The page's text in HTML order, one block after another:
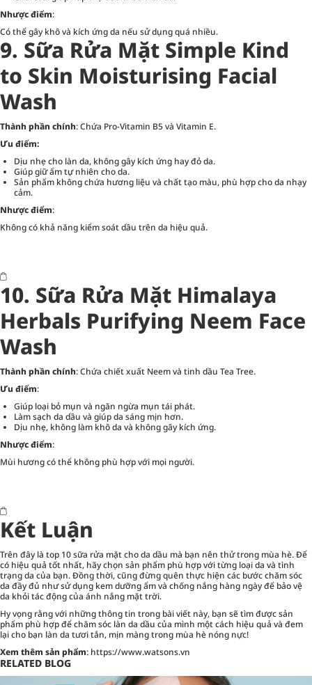
Nhược điểm:
Có thể gây khô và kích ứng da nếu sử dụng quá nhiều.
9. Sữa Rửa Mặt Simple Kind
to Skin Moisturising Facial
Wash
Thành phần chính: Chứa Pro-Vitamin B5 và Vitamin E.
Ưu điểm:
Dịu nhẹ cho làn da, không gây kích ứng hay đỏ da.
Giúp giữ ẩm tự nhiên cho da.
Sản phẩm không chứa hương liệu và chất tạo màu, phù hợp cho da nhạy
cảm.
Nhược điểm:
Không có khả năng kiểm soát dầu trên da hiệu quả.
10. Sữa Rửa Mặt Himalaya
Herbals Purifying Neem Face
Wash
Thành phần chính: Chứa chiết xuất Neem và tinh dầu Tea Tree.
Ưu điểm:
Giúp loại bỏ mụn và ngăn ngừa mụn tái phát.
Làm sạch da dầu và giúp da sáng mịn hơn.
Dịu nhẹ, không làm khô da và không gây kích ứng.
Nhược điểm:
Mùi hương có thể không phù hợp với mọi người.
Kết Luận
Trên đây là top 10 sữa rửa mặt cho da dầu mà bạn nên thử trong mùa hè. Để
có hiệu quả tốt nhất, hãy chọn sản phẩm phù hợp với từng loại da và tình
trạng da của bạn. Đồng thời, cũng đừng quên thực hiện các bước chăm sóc
da đầy đủ như sử dụng kem dưỡng ẩm và chống nắng hàng ngày để bảo vệ
da khỏi tác động của ánh nắng mặt trời.
Hy vọng rằng với những thông tin trong bài viết này, bạn sẽ tìm được sản
phẩm phù hợp để chăm sóc làn da dầu của mình một cách hiệu quả và đem
lại cho bạn làn da tươi tắn, mịn màng trong mùa hè nóng nực!
Xem thêm sản phẩm: https://www.watsons.vn
RELATED BLOG